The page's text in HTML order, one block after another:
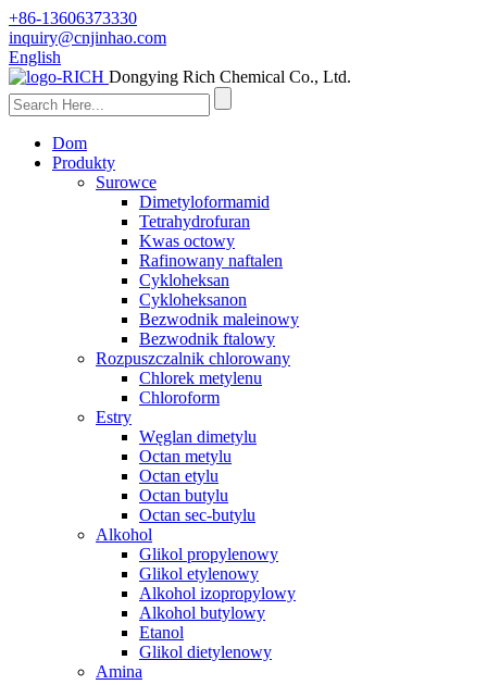
+86-13606373330
inquiry@cnjinhao.com
English
Dongying Rich Chemical Co., Ltd.
Dom
Produkty
Surowce
Dimetyloformamid
Tetrahydrofuran
Kwas octowy
Rafinowany naftalen
Cykloheksan
Cykloheksanon
Bezwodnik maleinowy
Bezwodnik ftalowy
Rozpuszczalnik chlorowany
Chlorek metylenu
Chloroform
Estry
Węglan dimetylu
Octan metylu
Octan etylu
Octan butylu
Octan sec-butylu
Alkohol
Glikol propylenowy
Glikol etylenowy
Alkohol izopropylowy
Alkohol butylowy
Etanol
Glikol dietylenowy
Amina